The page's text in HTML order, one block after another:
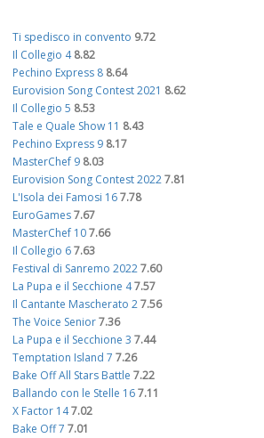
Ti spedisco in convento 9.72
Il Collegio 4 8.82
Pechino Express 8 8.64
Eurovision Song Contest 2021 8.62
Il Collegio 5 8.53
Tale e Quale Show 11 8.43
Pechino Express 9 8.17
MasterChef 9 8.03
Eurovision Song Contest 20227.81
L'Isola dei Famosi 167.78
EuroGames7.67
MasterChef 107.66
Il Collegio 67.63
Festival di Sanremo 20227.60
La Pupa e il Secchione 47.57
Il Cantante Mascherato 27.56
The Voice Senior7.36
La Pupa e il Secchione 3 7.44
Temptation Island 7 7.26
Bake Off All Stars Battle 7.22
Ballando con le Stelle 167.11
X Factor 147.02
Bake Off 7 7.01